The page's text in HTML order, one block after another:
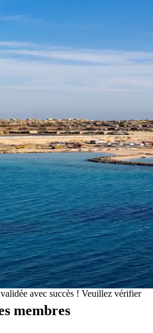
membres
avec succès ! Veuillez vérifier